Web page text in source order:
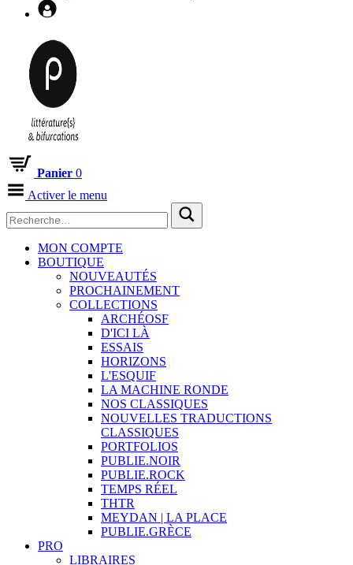
Panier 0
Activer le menu
MON COMPTE
BOUTIQUE
NOUVEAUTÉS
PROCHAINEMENT
COLLECTIONS
ARCHÉOSF
D'ICI LÀ
ESSAIS
HORIZONS
L'ESQUIF
LA MACHINE RONDE
NOS CLASSIQUES
NOUVELLES TRADUCTIONS
CLASSIQUES
PORTFOLIOS
PUBLIE.NOIR
PUBLIE.ROCK
TEMPS RÉEL
THTR
MEYDAN | LA PLACE
PUBLIE.GRÈCE
PRO
LIBRAIRES